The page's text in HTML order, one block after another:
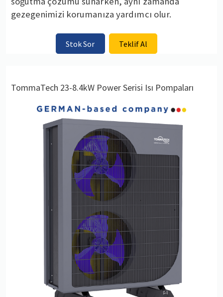
gezegenimizi korumanıza yardımcı olur.
Stok Sor Teklif Al
TommaTech 23-8.4kW Power Serisi Isı Pompaları